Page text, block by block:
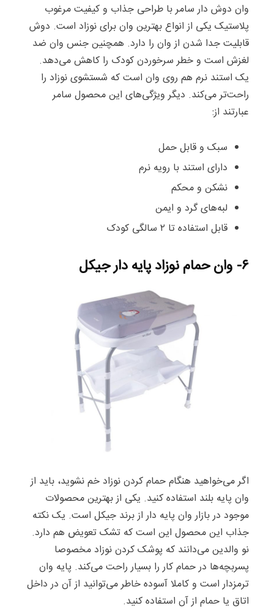
وان دوش دار سامر با طراحی جذاب و کیفیت مرغوب
پلاستیک یکی از انواع بهترین وان برای نوزاد است. دوش
قابلیت جدا شدن از وان را دارد. همچنین جنس وان ضد
لغزش است و خطر سرخوردن کودک را کاهش می‌دهد.
یک استند نرم هم روی وان است که شستشوی نوزاد را
راحت‌تر می‌کند. دیگر ویژگی‌های این محصول سامر
عبارتند از:
سبک و قابل حمل
دارای استند با رویه نرم
نشکن و محکم
لبه‌های گرد و ایمن
قابل استفاده تا ۲ سالگی کودک
۶- وان حمام نوزاد پایه دار جیکل
اگر می‌خواهید هنگام حمام کردن نوزاد خم نشوید، باید از
وان پایه بلند استفاده کنید. یکی از بهترین محصولات
موجود در بازار وان پایه دار از برند جیکل است. یک نکته
جذاب این محصول این است که تشک تعویض هم دارد.
نو والدین می‌دانند که پوشک کردن نوزاد مخصوصا
پسربچه‌ها در حمام کار را بسیار راحت می‌کند. پایه وان
ترمزدار است و کاملا آسوده خاطر می‌توانید از آن در داخل
اتاق یا حمام از آن استفاده کنید.